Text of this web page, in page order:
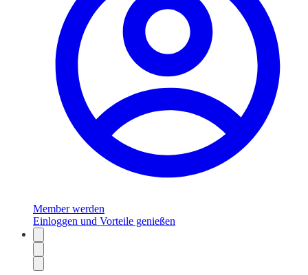
Member werden
Einloggen und Vorteile genießen